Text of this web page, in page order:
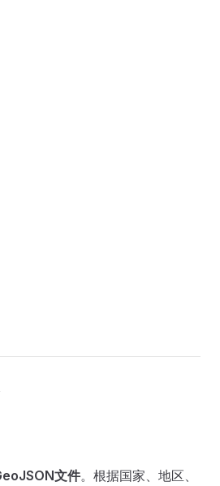
文件。根据国家、地区、